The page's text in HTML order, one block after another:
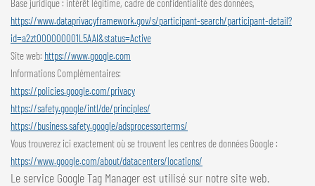
Base juridique : intérêt légitime, cadre de confidentialité des données,
https://www.dataprivacyframework.gov/s/participant-search/participant-detail?
id=a2zt000000001L5AAI&status=Active
Site web: https://www.google.com
Informations Complémentaires:
https://policies.google.com/privacy
https://safety.google/intl/de/principles/
https://business.safety.google/adsprocessorterms/
Vous trouverez ici exactement où se trouvent les centres de données Google :
https://www.google.com/about/datacenters/locations/
Le service Google Tag Manager est utilisé sur notre site web.